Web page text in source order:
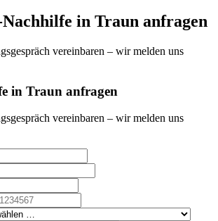
in Traun anfragen
vereinbaren – wir melden uns
in Traun anfragen
vereinbaren – wir melden uns